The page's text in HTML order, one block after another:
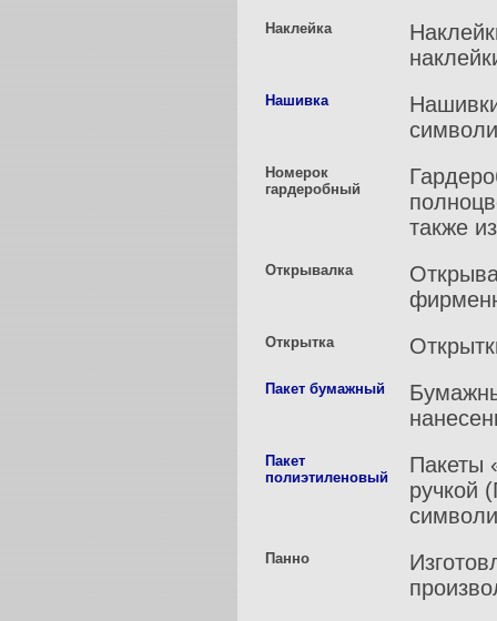
Наклейка
Нашивка
Номерок
гардеробный
также
Открывалка
Открытка
Пакет бумажный
Пакет
полиэтиленовый
Пакеты
ручкой
Панно